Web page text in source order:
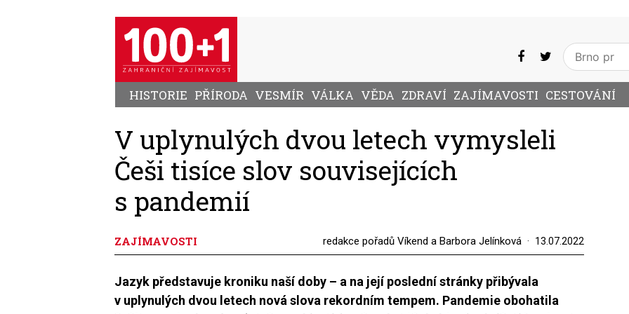
HISTORIE PŘÍRODA VESMÍR VÁLKA VĚDA ZDRAVÍ ZAJÍMAVOSTI CESTOVÁNÍ
V uplynulých dvou letech vymysleli
Češi tisíce slov souvisejících
s pandemií
ZAJÍMAVOSTI redakce pořadů Víkend a Barbora Jelínková 13.07.2022
Jazyk představuje kroniku naší doby – a na její poslední stránky přibývala
v uplynulých dvou letech nová slova rekordním tempem. Pandemie obohatila